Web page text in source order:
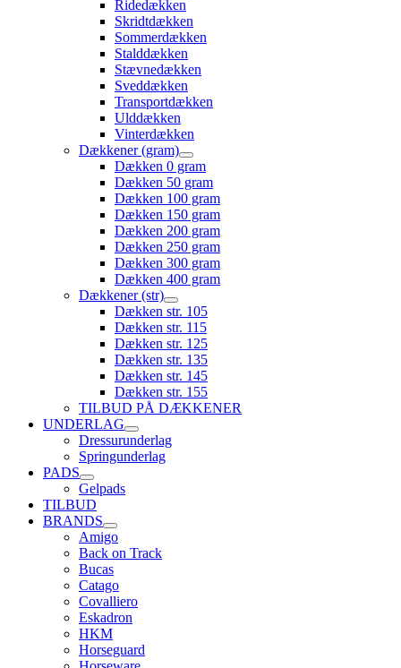
Ridedækken
Skridtdækken
Sommerdækken
Stalddækken
Stævnedækken
Sveddækken
Transportdækken
Ulddækken
Vinterdækken
Dækkener (gram)
Dækken 0 gram
Dækken 50 gram
Dækken 100 gram
Dækken 150 gram
Dækken 200 gram
Dækken 250 gram
Dækken 300 gram
Dækken 400 gram
Dækkener (str)
Dækken str. 105
Dækken str. 115
Dækken str. 125
Dækken str. 135
Dækken str. 145
Dækken str. 155
TILBUD PÅ DÆKKENER
UNDERLAG
Dressurunderlag
Springunderlag
PADS
Gelpads
TILBUD
BRANDS
Amigo
Back on Track
Bucas
Catago
Covalliero
Eskadron
HKM
Horseguard